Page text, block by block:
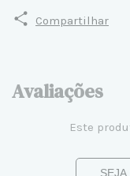
Compartilhar
Avaliações
Este
SEJA